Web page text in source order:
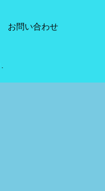
お問い合わせ